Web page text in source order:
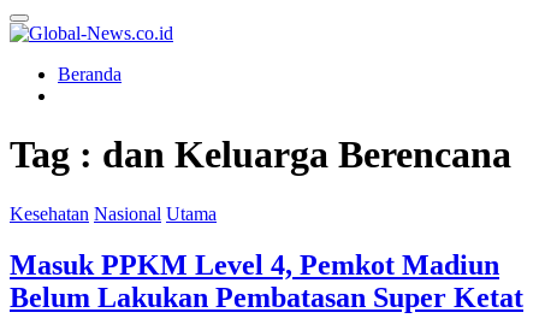
Primary
Menu
Beranda
Tag : dan Keluarga Berencana
Kesehatan Nasional Utama
Masuk PPKM Level 4, Pemkot Madiun
Belum Lakukan Pembatasan Super Ketat